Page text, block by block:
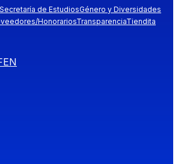
Secretaría de EstudiosGénero y Diversidades
HonorariosTransparenciaTiendita